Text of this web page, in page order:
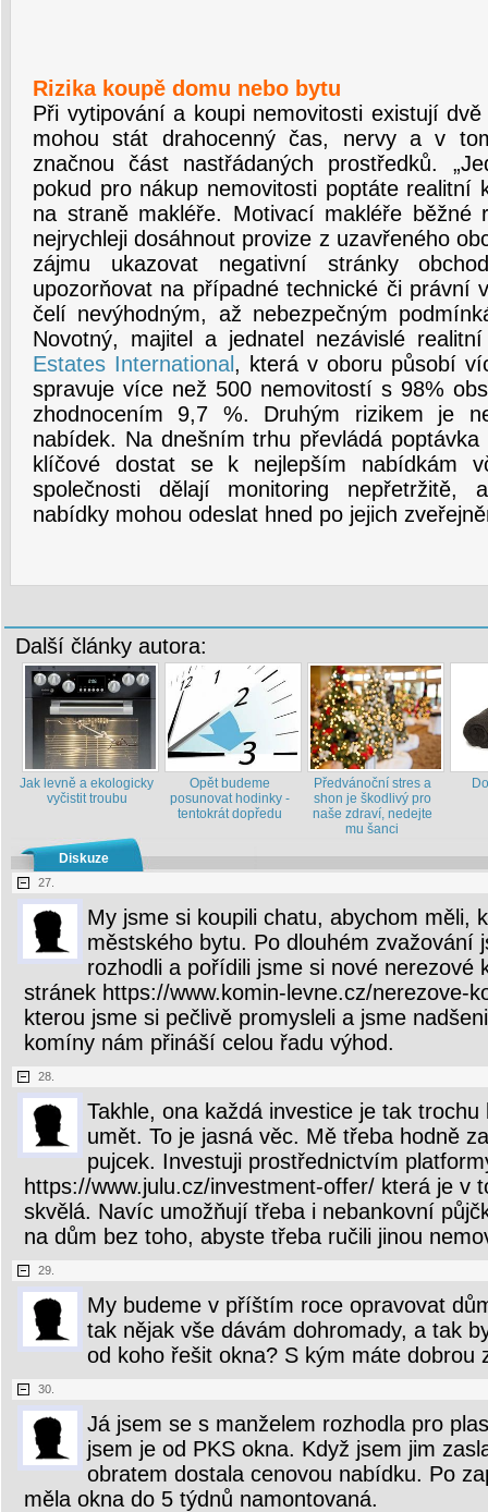
Rizika koupě domu nebo bytu
Při vytipování a koupi nemovitosti existují
mohou stát drahocenný čas, nervy a v
značnou část nastřádaných prostředků.
pokud pro nákup nemovitosti poptáte realitní
na straně makléře. Motivací makléře běžné
nejrychleji dosáhnout provize z uzavřeného
zájmu ukazovat negativní stránky
upozorňovat na případné technické či právní
čelí nevýhodným, až nebezpečným
Novotný, majitel a jednatel nezávislé
Estates International , která v oboru působí
spravuje více než 500 nemovitostí s 98%
zhodnocením 9,7 %. Druhým rizikem je
nabídek. Na dnešním trhu převládá
klíčové dostat se k nejlepším nabídkám
společnosti dělají monitoring nepřetržitě,
nabídky mohou odeslat hned po jejich
Další články autora:
Jak levně a ekologicky
vyčistit troubu
Opět budeme
posunovat hodinky -
tentokrát dopředu
Předvánoční stres a
shon je škodlivý pro
naše zdraví, nedejte
mu šanci
Diskuze
27.
My jsme si koupili chatu, abychom měli,
městského bytu. Po dlouhém zvažování
rozhodli a pořídili jsme si nové nerezové
stránek https://www.komin-levne.cz/nerezove-
kterou jsme si pečlivě promysleli a jsme
komíny nám přináší celou řadu výhod.
28.
Takhle, ona každá investice je tak
umět. To je jasná věc. Mě třeba hodně
pujcek. Investuji prostřednictvím
https://www.julu.cz/investment-offer/ která je v
skvělá. Navíc umožňují třeba i nebankovní
na dům bez toho, abyste třeba ručili jinou
29.
My budeme v příštím roce opravovat
tak nějak vše dávám dohromady, a tak
od koho řešit okna? S kým máte dobrou
30.
Já jsem se s manželem rozhodla pro
jsem je od PKS okna. Když jsem jim
obratem dostala cenovou nabídku. Po
měla okna do 5 týdnů namontovaná.